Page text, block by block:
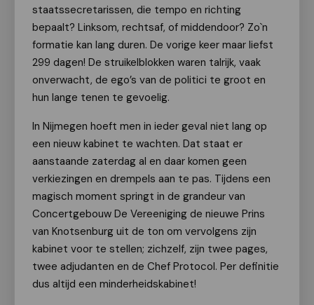
staatssecretarissen, die tempo en richting
bepaalt? Linksom, rechtsaf, of middendoor? Zo`n
formatie kan lang duren. De vorige keer maar liefst
299 dagen! De struikelblokken waren talrijk, vaak
onverwacht, de ego’s van de politici te groot en
hun lange tenen te gevoelig.
In Nijmegen hoeft men in ieder geval niet lang op
een nieuw kabinet te wachten. Dat staat er
aanstaande zaterdag al en daar komen geen
verkiezingen en drempels aan te pas. Tijdens een
magisch moment springt in de grandeur van
Concertgebouw De Vereeniging de nieuwe Prins
van Knotsenburg uit de ton om vervolgens zijn
kabinet voor te stellen; zichzelf, zijn twee pages,
twee adjudanten en de Chef Protocol. Per definitie
dus altijd een minderheidskabinet!